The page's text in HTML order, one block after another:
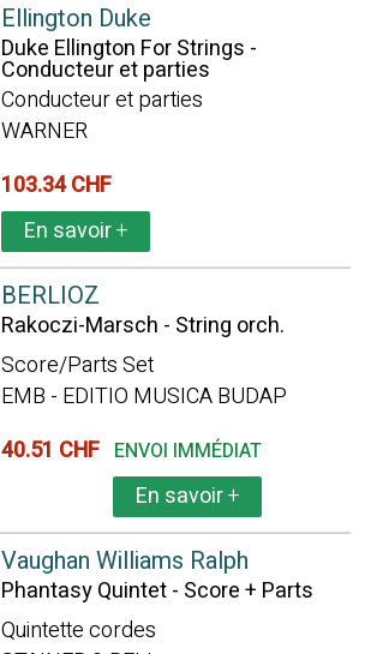
Ellington Duke
Duke Ellington For Strings -
Conducteur et parties
Conducteur et parties
WARNER
103.34 CHF
En savoir+
BERLIOZ
Rakoczi-Marsch - String orch.
Score/Parts Set
EMB - EDITIO MUSICA BUDAP
40.51 CHF ENVOI IMMÉDIAT
En savoir+
Vaughan Williams Ralph
Phantasy Quintet - Score + Parts
Quintette cordes